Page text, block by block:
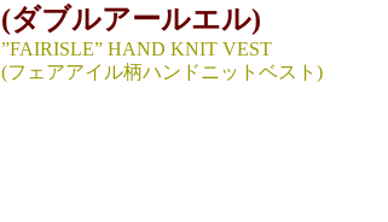
(ダブルアールエル)
”FAIRISLE” HAND KNIT VEST
(フェアアイル柄ハンドニットベスト)